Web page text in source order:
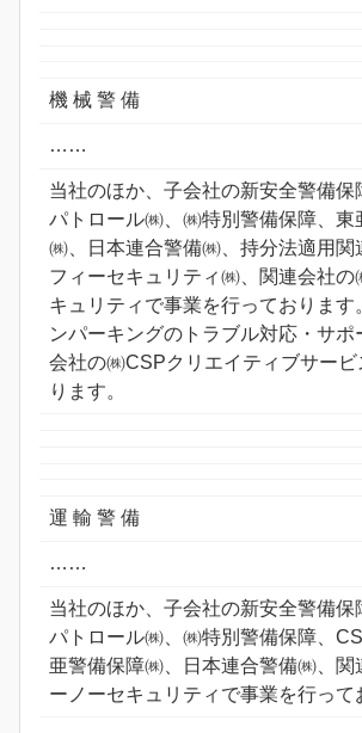
機 械 警 備
……
当社のほか、子会社の新安全警備保
パトロール㈱、㈱特別警備保障、東
㈱、日本連合警備㈱、持分法適用関
フィーセキュリティ㈱、関連会社の
キュリティで事業を行っております
ンパーキングのトラブル対応・サポ
会社の㈱CSPクリエイティブサービ
ります。
運 輸 警 備
……
当社のほか、子会社の新安全警備保
パトロール㈱、㈱特別警備保障、
亜警備保障㈱、日本連合警備㈱、関
ーノーセキュリティで事業を行って